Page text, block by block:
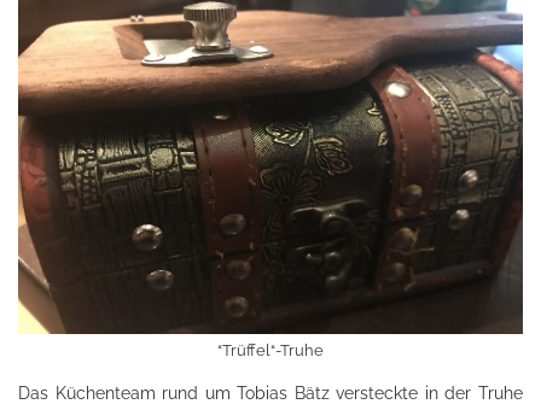
“Trüffel“-Truhe
Das Küchenteam rund um Tobias Bätz versteckte in der Truhe